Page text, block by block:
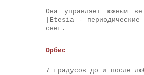
Она управляет южным
[Etesia -
снег.
Орбис
7 градусов до и после